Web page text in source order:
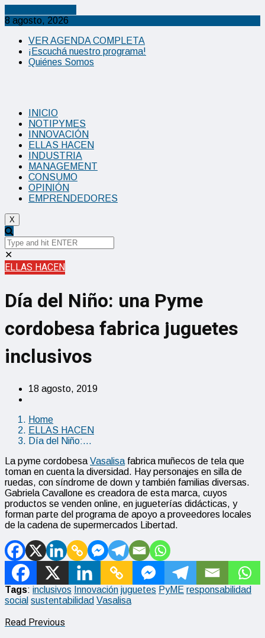
8 agosto, 2026
VER AGENDA COMPLETA
¡Escuchá nuestro programa!
Quiénes Somos
INICIO
NOTIPYMES
INNOVACIÓN
ELLAS HACEN
INDUSTRIA
MANAGEMENT
CONSUMO
OPINIÓN
EMPRENDEDORES
X
✕
ELLAS HACEN
Día del Niño: una Pyme
cordobesa fabrica juguetes
inclusivos
18 agosto, 2019
Home
ELLAS HACEN
Día del Niño:…
La pyme cordobesa Vasalisa fabrica muñecos de tela que
toman en cuenta la diversidad. Hay personajes en silla de
ruedas, con síndrome de down y también familias diversas.
Gabriela Cavallone es creadora de esta marca, cuyos
productos se venden online, en jugueterías didácticas, y
forman parte del programa de apoyo a proveedores locales
de la cadena de supermercados Libertad.
Tags: inclusivos Innovación juguetes PyME responsabilidad
social sustentabilidad Vasalisa
Read Previous